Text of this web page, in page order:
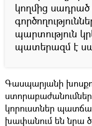
կողմից
պարտություն
պատերազմ է
Գասպարյանի
կորուստներ
խափանում են նրա